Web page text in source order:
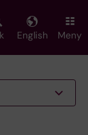
English Meny